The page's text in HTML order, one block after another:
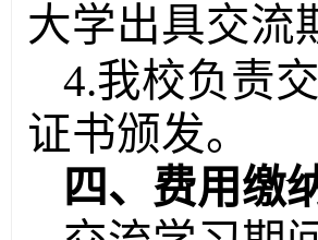
大学出具交流
4.我校负责
证书颁发。
四、费用缴